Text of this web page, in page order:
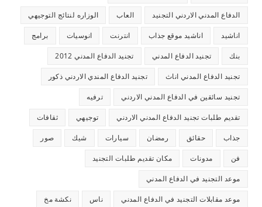
الدفاع المدني الاردني التجنيد العاب الوزاره لنتائج التوجيهي
اناشيد اناشيد موقع جذاب انترنت انوسيات برامج
بنك تجنيد الدفاع المدني تجنيد الدفاع المدني 2012
تجنيد الدفاع المدني اناث تجنيد الدفاع المندي الاردني ذكور
تجنيد سائقين في الدفاع المدني الاردني ترفيه
تقديم طلبات تجنيد الدفاع المدني الاردني توجيهي ثقافات
جذاب حقائق رمضان سيارات شيك صور
فن مدونات مكان تقديم طلبات التجنيد
موعد التجنيد في الدفاع المدني
موعد مقابلات التجنيد في الدفاع المدني ناس نكشة مخ